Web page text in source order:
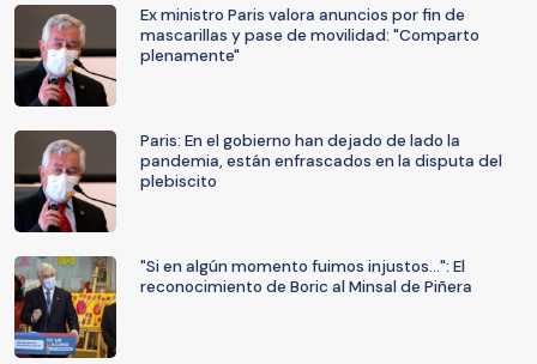
Ex ministro Paris valora anuncios por fin de
mascarillas y pase de movilidad: "Comparto
plenamente"
Paris: En el gobierno han dejado de lado la
pandemia, están enfrascados en la disputa del
plebiscito
"Si en algún momento fuimos injustos...": El
reconocimiento de Boric al Minsal de Piñera